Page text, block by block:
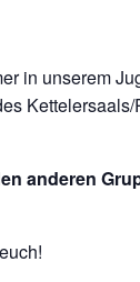
in unserem
anderen